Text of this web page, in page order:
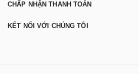
CHẤP NHẬN THANH TOÁN
KẾT NỐI VỚI CHÚNG TÔI